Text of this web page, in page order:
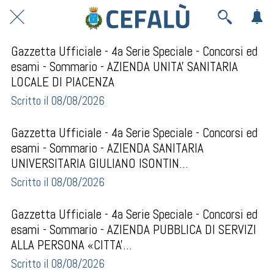
Gazzetta Ufficiale - 4a Serie Speciale - Concorsi ed
esami - Sommario - AZIENDA UNITA' SANITARIA
LOCALE DI PIACENZA
Scritto il 08/08/2026
Gazzetta Ufficiale - 4a Serie Speciale - Concorsi ed
esami - Sommario - AZIENDA SANITARIA
UNIVERSITARIA GIULIANO ISONTIN...
Scritto il 08/08/2026
Gazzetta Ufficiale - 4a Serie Speciale - Concorsi ed
esami - Sommario - AZIENDA PUBBLICA DI SERVIZI
ALLA PERSONA «CITTA'...
Scritto il 08/08/2026